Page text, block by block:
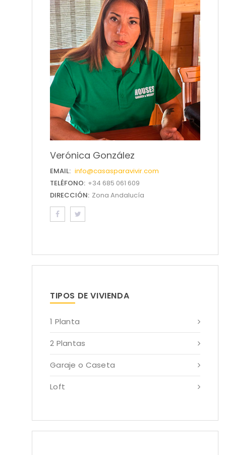
Verónica González
EMAIL: info@casasparavivir.com
TELÉFONO: +34 685 061 609
DIRECCIÓN: Zona Andalucía
TIPOS DE VIVIENDA
1 Planta
2 Plantas
Garaje o Caseta
Loft